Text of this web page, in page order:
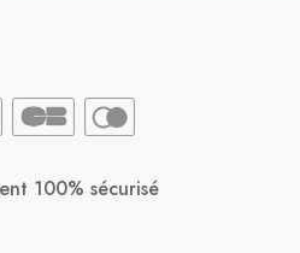
100% sécurisé